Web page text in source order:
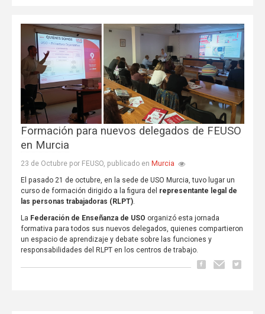
Formación para nuevos delegados de FEUSO
en Murcia
23 de Octubre por FEUSO, publicado en Murcia
El pasado 21 de octubre, en la sede de USO Murcia, tuvo lugar un
curso de formación dirigido a la figura del representante legal de
las personas trabajadoras (RLPT).
La Federación de Enseñanza de USO organizó esta jornada
formativa para todos sus nuevos delegados, quienes compartieron
un espacio de aprendizaje y debate sobre las funciones y
responsabilidades del RLPT en los centros de trabajo.